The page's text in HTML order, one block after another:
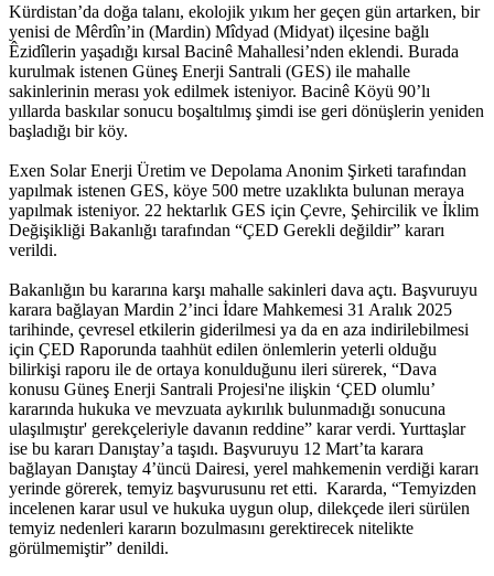
Kürdistan’da doğa talanı, ekolojik yıkım her geçen gün artarken, bir
yenisi de Mêrdîn’in (Mardin) Mîdyad (Midyat) ilçesine bağlı
Êzidîlerin yaşadığı kırsal Bacinê Mahallesi’nden eklendi. Burada
kurulmak istenen Güneş Enerji Santrali (GES) ile mahalle
sakinlerinin merası yok edilmek isteniyor. Bacinê Köyü 90’lı
yıllarda baskılar sonucu boşaltılmış şimdi ise geri dönüşlerin yeniden
başladığı bir köy.
Exen Solar Enerji Üretim ve Depolama Anonim Şirketi tarafından
yapılmak istenen GES, köye 500 metre uzaklıkta bulunan meraya
yapılmak isteniyor. 22 hektarlık GES için Çevre, Şehircilik ve İklim
Değişikliği Bakanlığı tarafından “ÇED Gerekli değildir” kararı
verildi.
Bakanlığın bu kararına karşı mahalle sakinleri dava açtı. Başvuruyu
karara bağlayan Mardin 2’inci İdare Mahkemesi 31 Aralık 2025
tarihinde, çevresel etkilerin giderilmesi ya da en aza indirilebilmesi
için ÇED Raporunda taahhüt edilen önlemlerin yeterli olduğu
bilirkişi raporu ile de ortaya konulduğunu ileri sürerek, “Dava
konusu Güneş Enerji Santrali Projesi'ne ilişkin ‘ÇED olumlu’
kararında hukuka ve mevzuata aykırılık bulunmadığı sonucuna
ulaşılmıştır' gerekçeleriyle davanın reddine” karar verdi. Yurttaşlar
ise bu kararı Danıştay’a taşıdı. Başvuruyu 12 Mart’ta karara
bağlayan Danıştay 4’üncü Dairesi, yerel mahkemenin verdiği kararı
yerinde görerek, temyiz başvurusunu ret etti. Kararda, “Temyizden
incelenen karar usul ve hukuka uygun olup, dilekçede ileri sürülen
temyiz nedenleri kararın bozulmasını gerektirecek nitelikte
görülmemiştir” denildi.